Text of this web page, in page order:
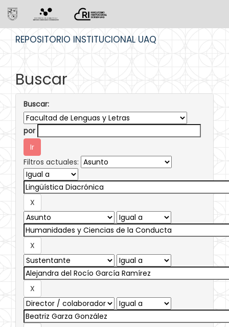
REPOSITORIO INSTITUCIONAL UAQ
Buscar
Buscar:
por
Filtros actuales: